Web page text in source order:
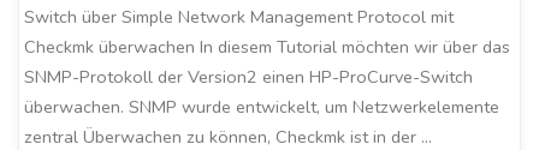
Switch über Simple Network Management Protocol mit
Checkmk überwachen In diesem Tutorial möchten wir über das
SNMP-Protokoll der Version2 einen HP-ProCurve-Switch
überwachen. SNMP wurde entwickelt, um Netzwerkelemente
zentral Überwachen zu können, Checkmk ist in der …